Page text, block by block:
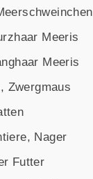
Meeris
Meeris
Zwergmaus
Nager
Futter